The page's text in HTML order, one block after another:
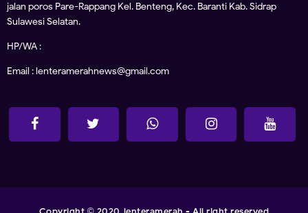
jalan poros Pare-Rappang Kel. Benteng, Kec. Baranti Kab. Sidrap
Sulawesi Selatan.
HP/WA :
Email : lenteramerahnews@gmail.com